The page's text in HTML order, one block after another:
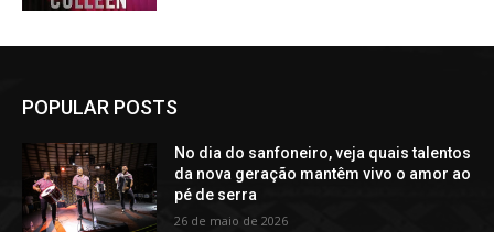
POPULAR POSTS
No dia do sanfoneiro, veja quais talentos
da nova geração mantêm vivo o amor ao
pé de serra
26 de maio de 2026